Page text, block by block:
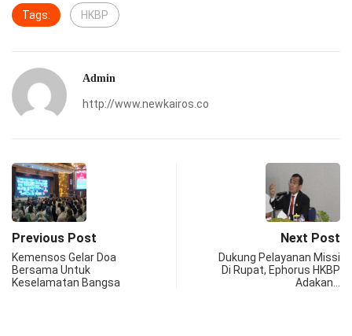
Tags: HKBP
Admin
http://www.newkairos.co
Previous Post
Kemensos Gelar Doa
Bersama Untuk
Keselamatan Bangsa
Next Post
Dukung Pelayanan Missi
Di Rupat, Ephorus HKBP
Adakan…